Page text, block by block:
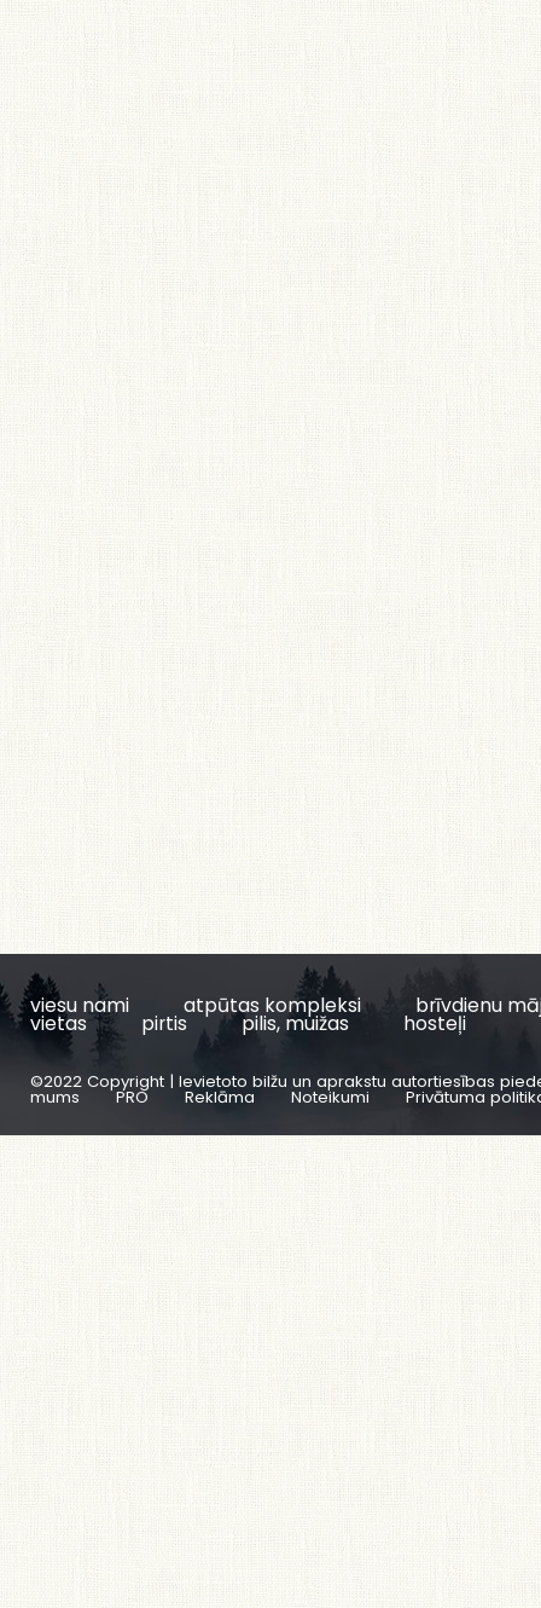
viesu nami atpūtas kompleksi brīvdienu
vietas pirtis pilis, muižas hosteļi
©2022 Copyright | Ievietoto bilžu un aprakstu autortiesības
mums PRO Reklāma Noteikumi Privātuma